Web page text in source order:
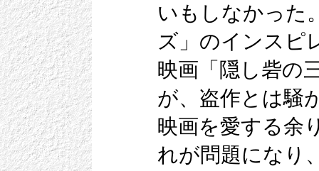
いもしなかった
ズ」のインスピ
映画「隠し砦の
が、盗作とは騒
映画を愛する余
れが問題になり